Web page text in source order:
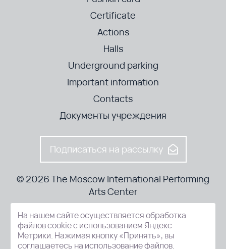
Certificate
Actions
Halls
Underground parking
Important information
Contacts
Документы учреждения
Подписаться на рассылку
© 2026 The Moscow International Performing
Arts Center
52-8, Kosmodamianskaya nab., Moscow, 115054, Russia
На нашем сайте осуществляется обработка
файлов cookie с использованием Яндекс
Метрики. Нажимая кнопку «Принять», вы
соглашаетесь на использование файлов.